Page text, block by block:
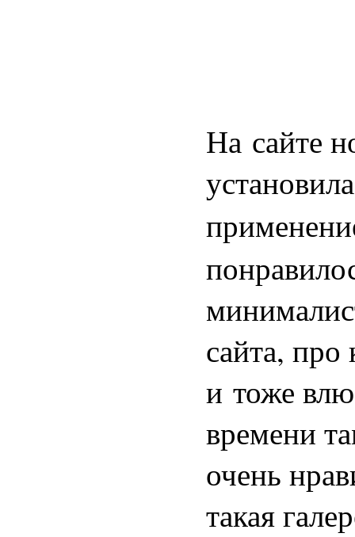
На сайте
сайта, про
и тоже
времени
очень
такая